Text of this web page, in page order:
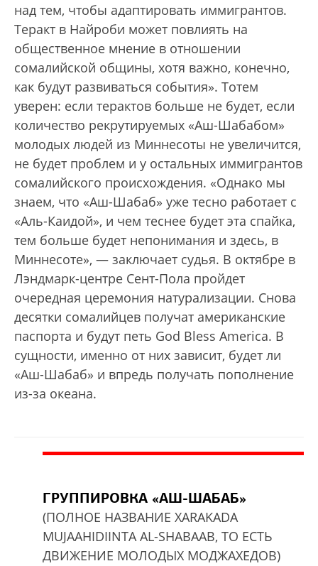
над тем, чтобы адаптировать иммигрантов.
Теракт в Найроби может повлиять на
общественное мнение в отношении
сомалийской общины, хотя важно, конечно,
как будут развиваться события». Тотем
уверен: если терактов больше не будет, если
количество рекрутируемых «Аш-Шабабом»
молодых людей из Миннесоты не увеличится,
не будет проблем и у остальных иммигрантов
сомалийского происхождения. «Однако мы
знаем, что «Аш-Шабаб» уже тесно работает с
«Аль-Каидой», и чем теснее будет эта спайка,
тем больше будет непонимания и здесь, в
Миннесоте», — заключает судья. В октябре в
Лэндмарк-центре Сент-Пола пройдет
очередная церемония натурализации. Снова
десятки сомалийцев получат американские
паспорта и будут петь God Bless America. В
сущности, именно от них зависит, будет ли
«Аш-Шабаб» и впредь получать пополнение
из-за океана.
ГРУППИРОВКА «АШ-ШАБАБ»
(ПОЛНОЕ НАЗВАНИЕ XARAKADA
MUJAAHIDIINTA AL-SHABAAB, ТО ЕСТЬ
ДВИЖЕНИЕ МОЛОДЫХ МОДЖАХЕДОВ)